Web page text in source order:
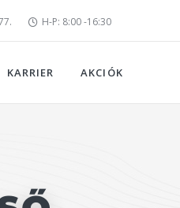
H-P: 8:00 -16:30
KARRIER AKCIÓK